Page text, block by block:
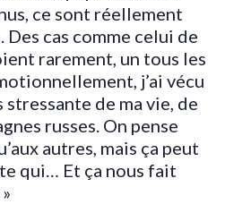
ce sont réellement
Des cas comme celui de
rarement, un tous les
j’ai vécu
de ma vie, de
russes. On pense
autres, mais ça peut
qui… Et ça nous fait